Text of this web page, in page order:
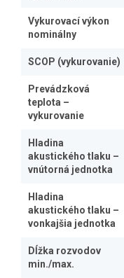
Vykurovací výkon
nominálny
SCOP (vykurovanie)
Prevádzková
teplota –
vykurovanie
Hladina
akustického tlaku –
vnútorná jednotka
Hladina
akustického tlaku –
vonkajšia jednotka
Dĺžka rozvodov
min./max.